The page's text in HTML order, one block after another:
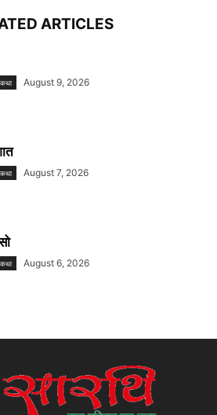
ARTICLES
August 9, 2026
August 7, 2026
August 6, 2026